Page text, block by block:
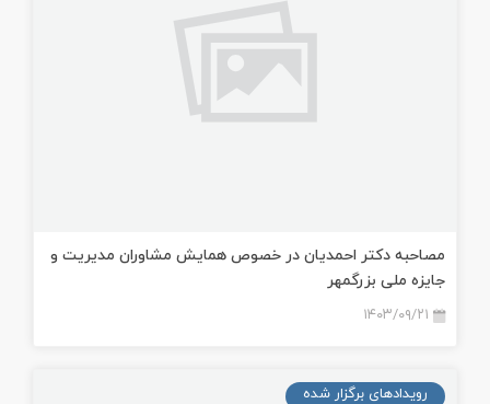
مصاحبه دکتر احمدیان در خصوص همايش مشاوران مديريت و
جايزه ملی بزرگمهر
۱۴۰۳/۰۹/۲۱
رویدادهای برگزار شده